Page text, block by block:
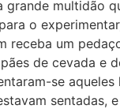
multidão
o
receba um
de cevada e
se
sentadas,